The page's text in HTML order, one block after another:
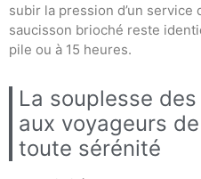
subir la pression d’un service
saucisson brioché reste
pile ou à 15 heures.
La souplesse
aux voyageurs
toute sérénité